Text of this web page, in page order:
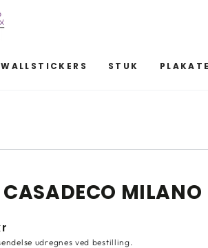
WALLSTICKERS STUK
CASADECO
udregnes ved bestilling.